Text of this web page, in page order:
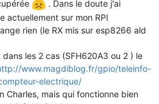
. Dans le doute j'ai
actuellement sur mon RPI
rien (le RX mis sur esp8266 ald
les 2 cas (SFH620A3 ou 2 ) le
www.magdiblog.fr/gpio/teleinfo-
electrique/
Charles, mais qui fonctionne bien